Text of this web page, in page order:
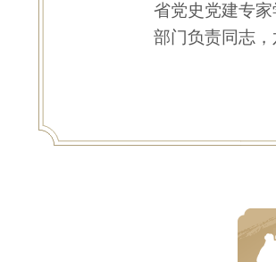
省党史党建专
部门负责同志